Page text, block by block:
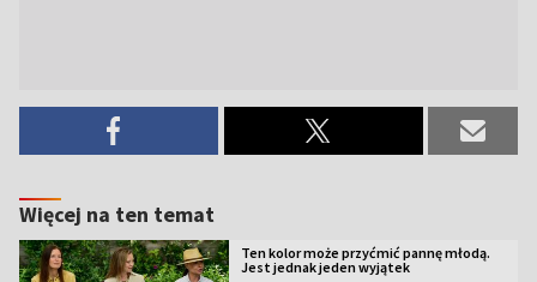
Więcej na ten temat
Ten kolor może przyćmić pannę młodą.
Jest jednak jeden wyjątek